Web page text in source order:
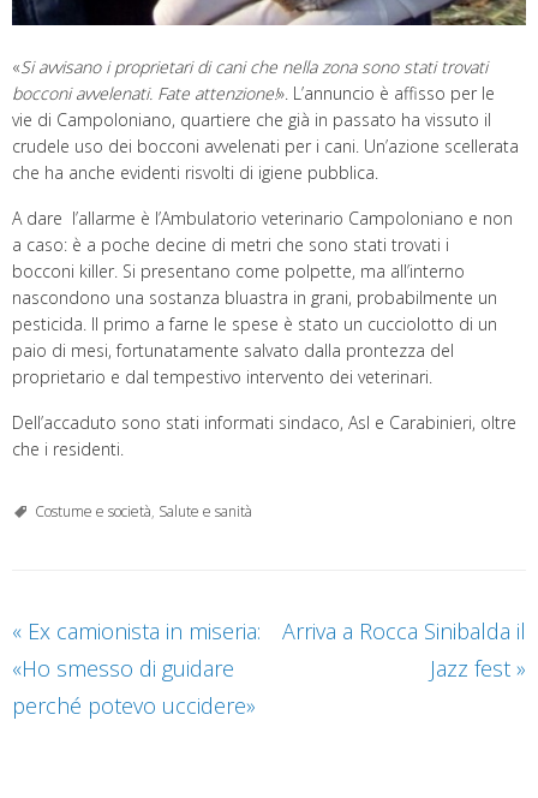
«Si avvisano i proprietari di cani che nella zona sono stati trovati
bocconi avvelenati. Fate attenzione!». L’annuncio è affisso per le
vie di Campoloniano, quartiere che già in passato ha vissuto il
crudele uso dei bocconi avvelenati per i cani. Un’azione scellerata
che ha anche evidenti risvolti di igiene pubblica.
A dare l’allarme è l’Ambulatorio veterinario Campoloniano e non
a caso: è a poche decine di metri che sono stati trovati i
bocconi killer. Si presentano come polpette, ma all’interno
nascondono una sostanza bluastra in grani, probabilmente un
pesticida. Il primo a farne le spese è stato un cucciolotto di un
paio di mesi, fortunatamente salvato dalla prontezza del
proprietario e dal tempestivo intervento dei veterinari.
Dell’accaduto sono stati informati sindaco, Asl e Carabinieri, oltre
che i residenti.
Costume e società, Salute e sanità
« Ex camionista in miseria:
«Ho smesso di guidare
perché potevo uccidere»
Arriva a Rocca Sinibalda il
Jazz fest »